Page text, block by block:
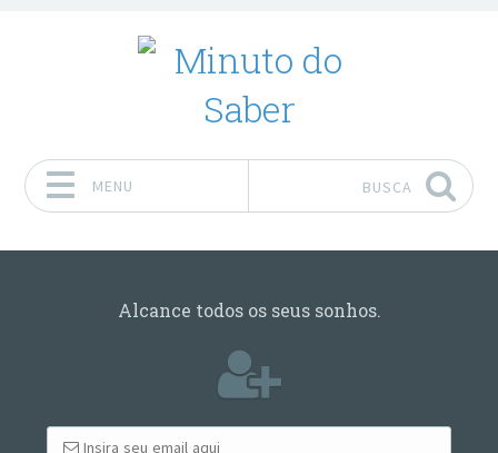
MENU BUSCA
Alcance todos os seus sonhos.